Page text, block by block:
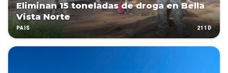
Eliminan 15 toneladas de droga en Bella
Vista Norte
PAÍS 211D